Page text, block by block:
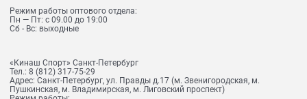
Режим работы оптового отдела:
Пн — Пт: с 09.00 до 19:00
Сб - Вс: выходные
«Кинаш Спорт» Санкт-Петербург
Тел.: 8 (812) 317-75-29
Адрес: Санкт-Петербург, ул. Правды д.17 (м. Звенигородская, м.
Пушкинская, м. Владимирская, м. Лиговский проспект)